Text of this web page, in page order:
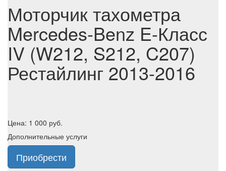
Моторчик тахометра
Mercedes-Benz E-Класс
IV (W212, S212, C207)
Рестайлинг 2013-2016
Цена: 1 000 руб.
Дополнительные услуги
Приобрести